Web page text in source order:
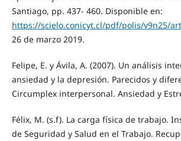
Santiago, pp. 437- 460. Disponible en:
https://scielo.conicyt.cl/pdf/polis/v9n25/
26 de marzo 2019.
Felipe, E. y Ávila, A. (2007). Un análisis
ansiedad y la depresión. Parecidos y
Circumplex interpersonal. Ansiedad y
Félix, M. (s.f). La carga física de trabajo.
de Seguridad y Salud en el Trabajo.